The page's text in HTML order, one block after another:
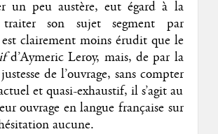
un peu austère, eut égard à la
son sujet segment par
clairement moins érudit que le
d’Aymeric Leroy, mais, de par la
de l’ouvrage, sans compter
et quasi-exhaustif, il s’agit au
ouvrage en langue française sur
aucune.